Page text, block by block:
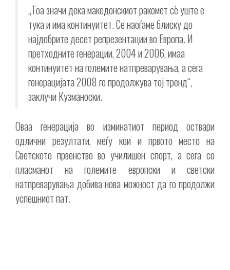
„Тоа значи дека македонскиот ракомет сè уште е
тука и има континуитет. Се наоѓаме блиску до
најдобрите десет репрезентации во Европа. И
претходните генерации, 2004 и 2006, имаа
континуитет на големите натпреварувања, а сега
генерацијата 2008 го продолжува тој тренд“,
заклучи Кузманоски.
Оваа генерација во изминатиот период оствари
одлични резултати, меѓу кои и првото место на
Светското првенство во училишен спорт, а сега со
пласманот на големите европски и светски
натпреварувања добива нова можност да го продолжи
успешниот пат.